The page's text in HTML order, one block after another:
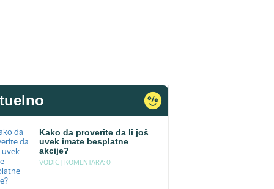
Kako da proverite da li još
uvek imate besplatne
akcije?
VODIC | KOMENTARA: 0